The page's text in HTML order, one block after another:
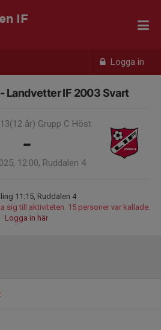
Logga in
IF
- Landvetter IF 2003 Svart
år) Grupp C Höst
-
12:00, Ruddalen 4
11:15, Ruddalen 4
sig till aktiviteten. 15 personer var kallade.
Logga in här